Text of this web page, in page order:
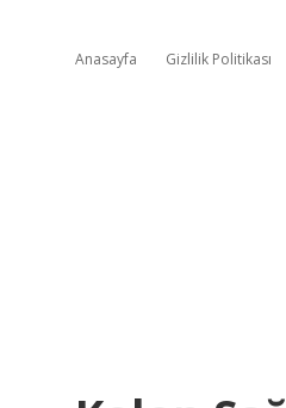
Anasayfa Gizlilik Politikası